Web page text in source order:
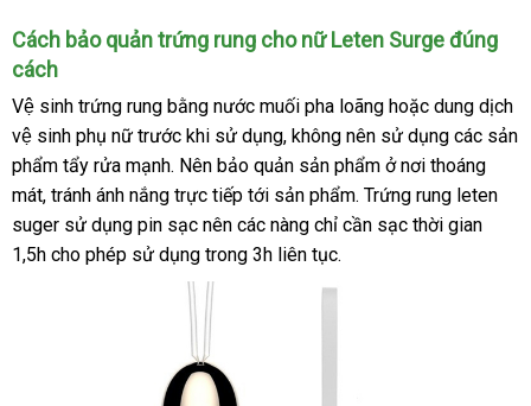
Cách bảo quản trứng rung cho nữ Leten Surge đúng
cách
Vệ sinh trứng rung bằng nước muối pha loãng hoặc dung dịch
vệ sinh phụ nữ trước khi sử dụngxưởng
, không nên sử dụng giảm
giá
các sản
phẩm tẩy rửa mạnhmới
nhất
. Nên bảo quản sản phẩm ở nơi thoáng
mátMỹ
, tránh ánh nắng trực tiếp tới sản phẩmÚc
. Trứng rung leten
suger sử dụng pin sạc nên chiết
khấu
các nàng chỉ cần sạc thời gian
1,5h cho phép sử dụng trong 3h liên tục.